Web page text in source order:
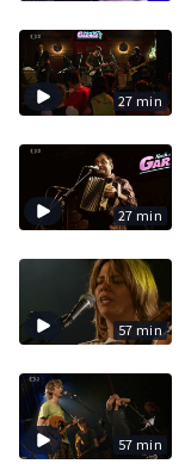
27 min
27 min
57 min
57 min